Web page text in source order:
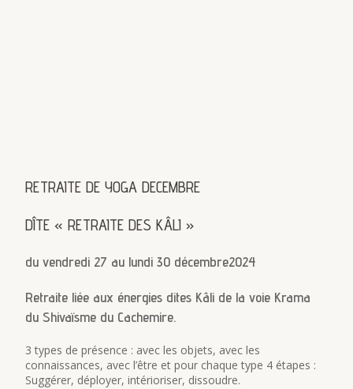
RETRAITE DE YOGA DECEMBRE
DÎTE « RETRAITE DES KÂLI »
du vendredi 27 au lundi 30 décembre2024
Retraite liée aux énergies dites Kâli de la voie Krama
du Shivaïsme du Cachemire.
3 types de présence : avec les objets, avec les
connaissances, avec l’être et pour chaque type 4 étapes :
Suggérer, déployer, intérioriser, dissoudre.